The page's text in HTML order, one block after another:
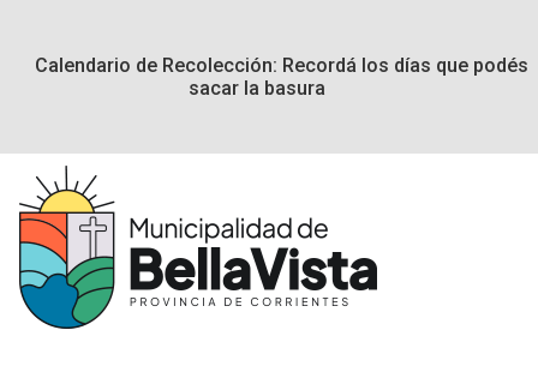
Calendario de Recolección: Recordá los días que podés
sacar la basura